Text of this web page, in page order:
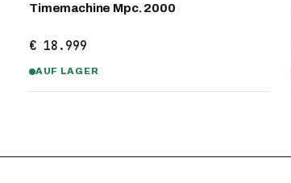
Timemachine Mpc. 2000
€ 18.999
AUF LAGER